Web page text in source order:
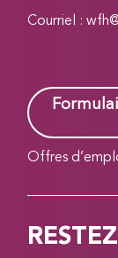
Courriel :
Offres